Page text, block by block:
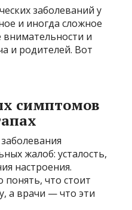
заболеваний у
и иногда сложное
и
и родителей. Вот
симптомов
жалоб: усталость,
настроения.
что стоит
а врачи — что эти